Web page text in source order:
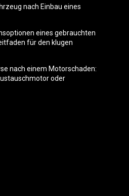
nach Einbau eines
eines gebrauchten
für den klugen
nach einem Motorschaden:
oder